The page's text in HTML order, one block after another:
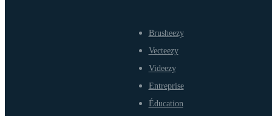
Brusheezy
Vecteezy
Videezy
Entreprise
Éducation